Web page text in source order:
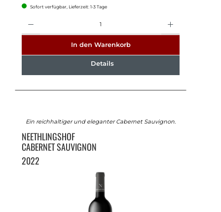
Sofort verfügbar, Lieferzeit: 1-3 Tage
In den Warenkorb
Details
Ein reichhaltiger und eleganter Cabernet Sauvignon.
NEETHLINGSHOF
CABERNET SAUVIGNON
2022